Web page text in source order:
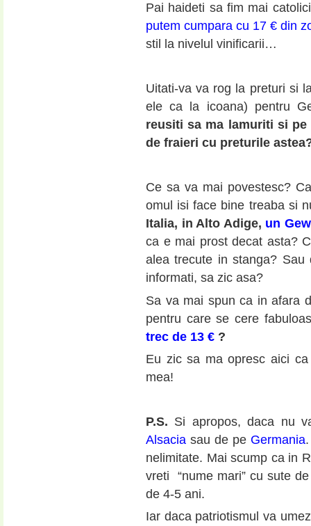
Pai haideti sa fim mai
putem cumpara cu 17 € din
stil la nivelul vinificarii…
Uitati-va va rog la preturi si
ele ca la icoana) pentru
reusiti sa ma lamuriti si
de fraieri cu preturile
Ce sa va mai povestesc?
omul isi face bine treaba si
Italia, in Alto Adige, un
ca e mai prost decat asta?
alea trecute in stanga?
informati, sa zic asa?
Sa va mai spun ca in afara
pentru care se cere
trec de 13 € ?
Eu zic sa ma opresc aici
mea!
P.S. Si apropos, daca nu
Alsaciasau de pe Germania
nelimitate. Mai scump ca in
vreti “nume mari” cu sute
de 4-5 ani.
Iar daca patriotismul va